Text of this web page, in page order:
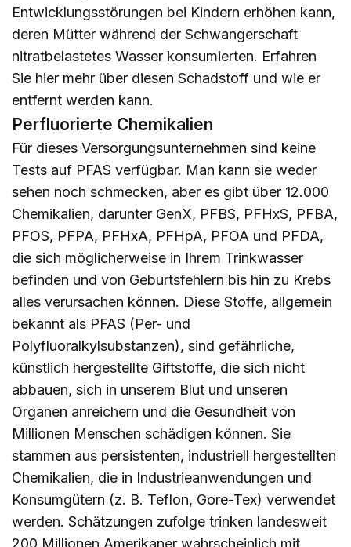
Entwicklungsstörungen bei Kindern erhöhen kann,
deren Mütter während der Schwangerschaft
nitratbelastetes Wasser konsumierten. Erfahren
Sie hier mehr über diesen Schadstoff und wie er
entfernt werden kann.
Perfluorierte Chemikalien
Für dieses Versorgungsunternehmen sind keine
Tests auf PFAS verfügbar. Man kann sie weder
sehen noch schmecken, aber es gibt über 12.000
Chemikalien, darunter GenX, PFBS, PFHxS, PFBA,
PFOS, PFPA, PFHxA, PFHpA, PFOA und PFDA,
die sich möglicherweise in Ihrem Trinkwasser
befinden und von Geburtsfehlern bis hin zu Krebs
alles verursachen können. Diese Stoffe, allgemein
bekannt als PFAS (Per- und
Polyfluoralkylsubstanzen), sind gefährliche,
künstlich hergestellte Giftstoffe, die sich nicht
abbauen, sich in unserem Blut und unseren
Organen anreichern und die Gesundheit von
Millionen Menschen schädigen können. Sie
stammen aus persistenten, industriell hergestellten
Chemikalien, die in Industrieanwendungen und
Konsumgütern (z. B. Teflon, Gore-Tex) verwendet
werden. Schätzungen zufolge trinken landesweit
200 Millionen Amerikaner wahrscheinlich mit